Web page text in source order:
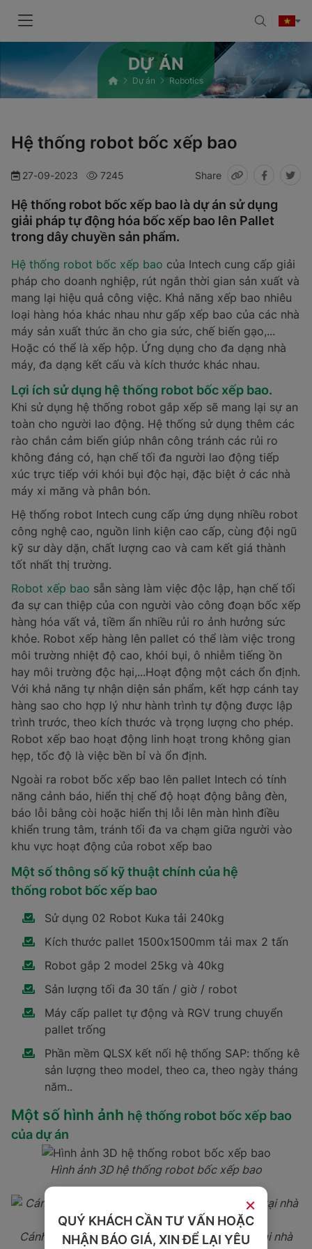
DỰ ÁN
Dự án Robotics
Hệ thống robot bốc xếp bao
27-09-2023 7245 Share
Hệ thống robot bốc xếp bao là dự án sử dụng
giải pháp tự động hóa bốc xếp bao lên Pallet
trong dây chuyền sản phẩm.
Hệ thống robot bốc xếp bao của Intech cung cấp giải
pháp cho doanh nghiệp, rút ngắn thời gian sản xuất và
mang lại hiệu quả công việc. Khả năng xếp bao nhiêu
loại hàng hóa khác nhau như gấp xếp bao của các nhà
máy sản xuất thức ăn cho gia sức, chế biến gạo,...
Hoặc có thể là xếp hộp. Ứng dụng cho đa dạng nhà
máy, đa dạng kết cấu và kích thước khác nhau.
Lợi ích sử dụng hệ thống robot bốc xếp bao.
Khi sử dụng hệ thống robot gắp xếp sẽ mang lại sự an
toàn cho người lao động. Hệ thống sử dụng thêm các
rào chắn cảm biến giúp nhân công tránh các rủi ro
không đáng có, hạn chế tối đa người lao động tiếp
xúc trực tiếp với khói bụi độc hại, đặc biệt ở các nhà
máy xi măng và phân bón.
Hệ thống robot Intech cung cấp ứng dụng nhiều robot
công nghệ cao, nguồn linh kiện cao cấp, cùng đội ngũ
kỹ sư dày dặn, chất lượng cao và cam kết giá thành
tốt nhất thị trường.
Robot xếp bao sẵn sàng làm việc độc lập, hạn chế tối
đa sự can thiệp của con người vào công đoạn bốc xếp
hàng hóa vất vả, tiềm ẩn nhiều rủi ro ảnh hưởng sức
khỏe. Robot xếp hàng lên pallet có thể làm việc trong
môi trường nhiệt độ cao, khói bụi, ô nhiễm tiếng ồn
hay môi trường độc hại,...Hoạt động một cách ổn định.
Với khả năng tự nhận diện sản phẩm, kết hợp cánh tay
hàng sao cho hợp lý như hành trình tự động được lập
trình trước, theo kích thước và trọng lượng cho phép.
Robot xếp bao hoạt động linh hoạt trong không gian
hẹp, tốc độ là việc bền bỉ và ổn định.
Ngoài ra robot bốc xếp bao lên pallet Intech có tính
năng cảnh báo, hiển thị chế độ hoạt động bằng đèn,
báo lỗi bằng còi hoặc hiển thị lỗi lên màn hình điều
khiển trung tâm, tránh tối đa va chạm giữa người vào
khu vực hoạt động của robot xếp bao
Một số thông số kỹ thuật chính của hệ
thống robot bốc xếp bao
Sử dụng 02 Robot Kuka tải 240kg
Kích thước pallet 1500x1500mm tải max 2 tấn
Robot gắp 2 model 25kg và 40kg
Sản lượng tối đa 30 tấn / giờ / robot
Máy cấp pallet tự động và RGV trung chuyển
pallet trống
Phần mềm QLSX kết nối hệ thống SAP: thống kê
sản lượng theo model, theo ca, theo ngày tháng
năm..
Một số hình ảnh hệ thống robot bốc xếp bao
của dự án
Hình ảnh 3D hệ thống robot bốc xếp bao
Cánh tay robot - hệ thống robot bốc xếp bao tại nhà
×
QUÝ KHÁCH CẦN TƯ VẤN HOẶC
NHẬN BÁO GIÁ, XIN ĐỂ LẠI YÊU